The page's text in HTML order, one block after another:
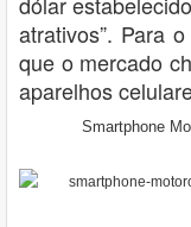
atrativos”. Para
que o mercado
aparelhos
Smartphone